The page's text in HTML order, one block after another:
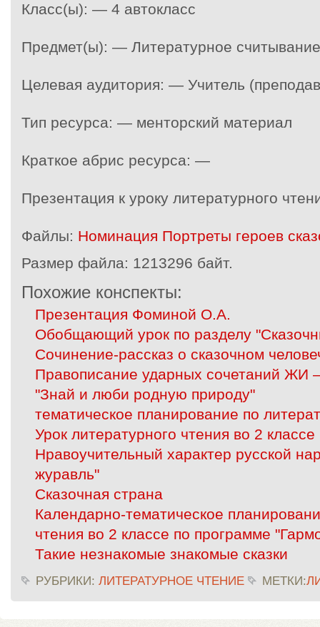
Класс(ы): — 4 автокласс
Предмет(ы): — Литературное считывание
Целевая аудитория: — Учитель
Тип ресурса: — менторский материал
Краткое абрис ресурса: —
Презентация к уроку литературного
Файлы: Номинация Портреты героев
Размер файла: 1213296 байт.
Похожие конспекты:
Презентация Фоминой О.А.
Обобщающий урок по разделу
Сочинение-рассказ о сказочном
Правописание ударных сочетаний ЖИ
"Знай и люби родную природу"
тематическое планирование по
Урок литературного чтения во 2
Нравоучительный характер русской
журавль"
Сказочная страна
Календарно-тематическое
чтения во 2 классе по программе
Такие незнакомые знакомые сказки
РУБРИКИ: ЛИТЕРАТУРНОЕ ЧТЕНИЕ МЕТКИ: